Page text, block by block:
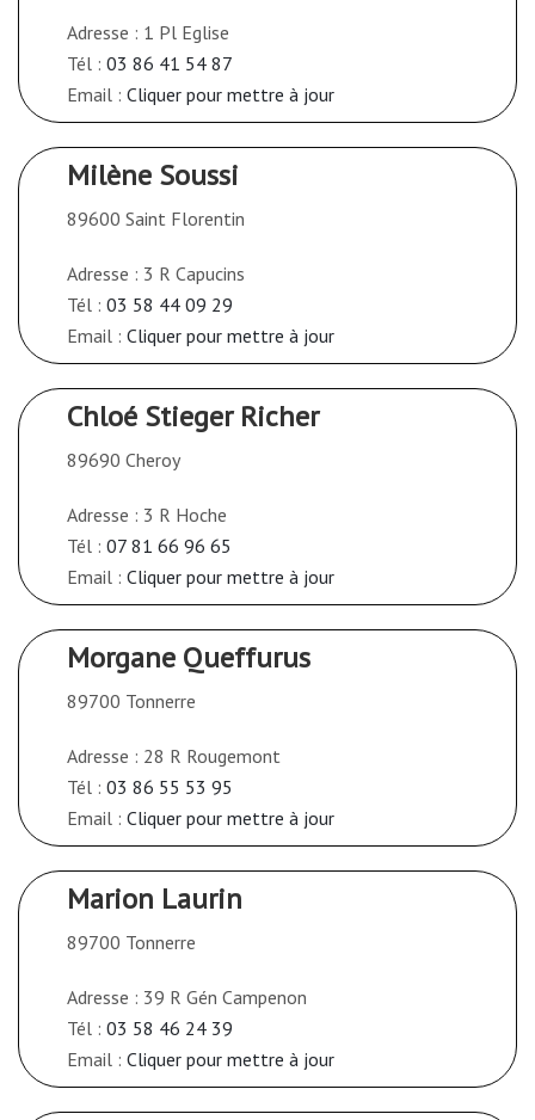
Adresse : 1 Pl Eglise
Tél : 03 86 41 54 87
Email : Cliquer pour mettre à jour
Milène Soussi
89600 Saint Florentin
Adresse : 3 R Capucins
Tél : 03 58 44 09 29
Email : Cliquer pour mettre à jour
Chloé Stieger Richer
89690 Cheroy
Adresse : 3 R Hoche
Tél : 07 81 66 96 65
Email : Cliquer pour mettre à jour
Morgane Queffurus
89700 Tonnerre
Adresse : 28 R Rougemont
Tél : 03 86 55 53 95
Email : Cliquer pour mettre à jour
Marion Laurin
89700 Tonnerre
Adresse : 39 R Gén Campenon
Tél : 03 58 46 24 39
Email : Cliquer pour mettre à jour